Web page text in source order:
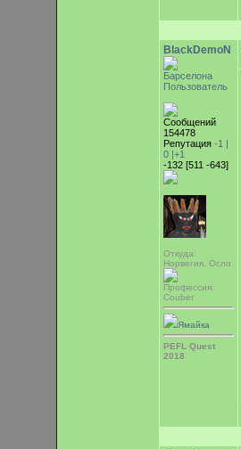
BlackDemoN
Барселона
Пользователь
Сообщений
154478
Репутация -1 |
0 |+1
-132 [511 -643]
Откуда:
Норвегия, Осло
Профессия:
Couber
Ямайка
PEFL Quest
2018